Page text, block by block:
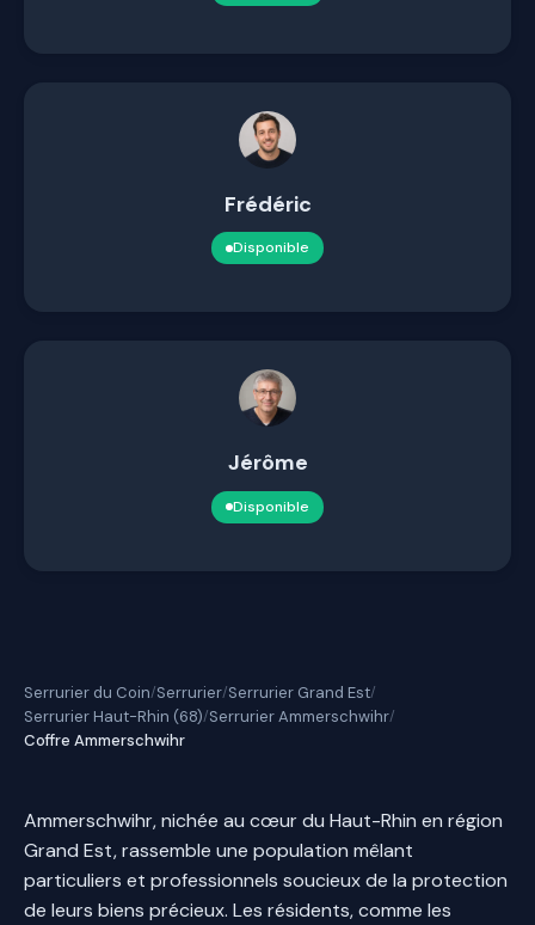
Frédéric
Disponible
Jérôme
Disponible
Serrurier du Coin/Serrurier/Serrurier Grand Est/
Serrurier Haut-Rhin (68)/Serrurier Ammerschwihr/
Coffre Ammerschwihr
Ammerschwihr, nichée au cœur du Haut-Rhin en région
Grand Est, rassemble une population mêlant
particuliers et professionnels soucieux de la protection
de leurs biens précieux. Les résidents, comme les